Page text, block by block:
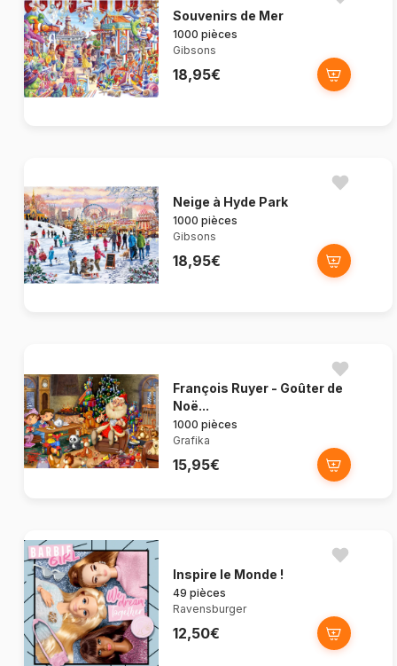
Souvenirs de Mer
1000 pièces
Gibsons
18,95€
Neige à Hyde Park
1000 pièces
Gibsons
18,95€
François Ruyer - Goûter de
Noë...
1000 pièces
Grafika
15,95€
Inspire le Monde !
49 pièces
Ravensburger
12,50€